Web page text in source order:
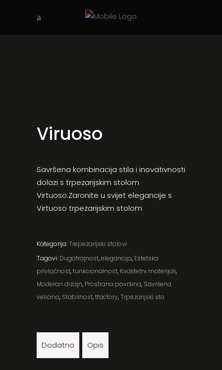
Viruoso
Savršena kombinacija stila i inovativnosti
dolazi s trpezarijskim stolom
Virtuoso.Zaronite u svijet elegancije s
Virtuoso trpezarijskim stolom
Kategorija:Trepezarijski stolovi
Tagovi: Dugotrajnost,elegancija, Estetska
privlačnost,funkcionalnost, Kvalitetni materijali,
Moderan dizajn, Prostrana površina, Savršena
veličina, Stabilnost,tfactory,Trpezarijski sto
Dodatno Opis